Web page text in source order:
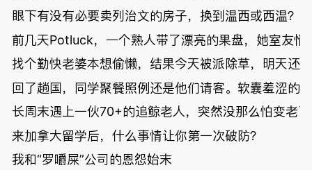
眼下有没有必要卖列治文的房子，换到温西或西温？
前几天Potluck，一个熟人带了漂亮的果盘，她室友悄
找个勤快老婆本想偷懒，结果今天被派除草，明天还
回了趟国，同学聚餐照例还是他们请客。软囊羞涩的
长周末遇上一伙70+的追鲸老人，突然没那么怕变老了
来加拿大留学后，什么事情让你第一次破防？
我和“罗嚼屎”公司的恩怨始末